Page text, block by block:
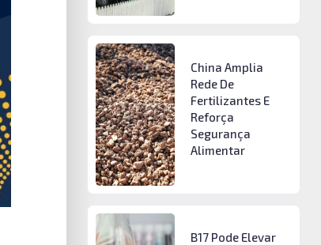
China Amplia
Rede De
Fertilizantes E
Reforça
Segurança
Alimentar
B17 Pode Elevar